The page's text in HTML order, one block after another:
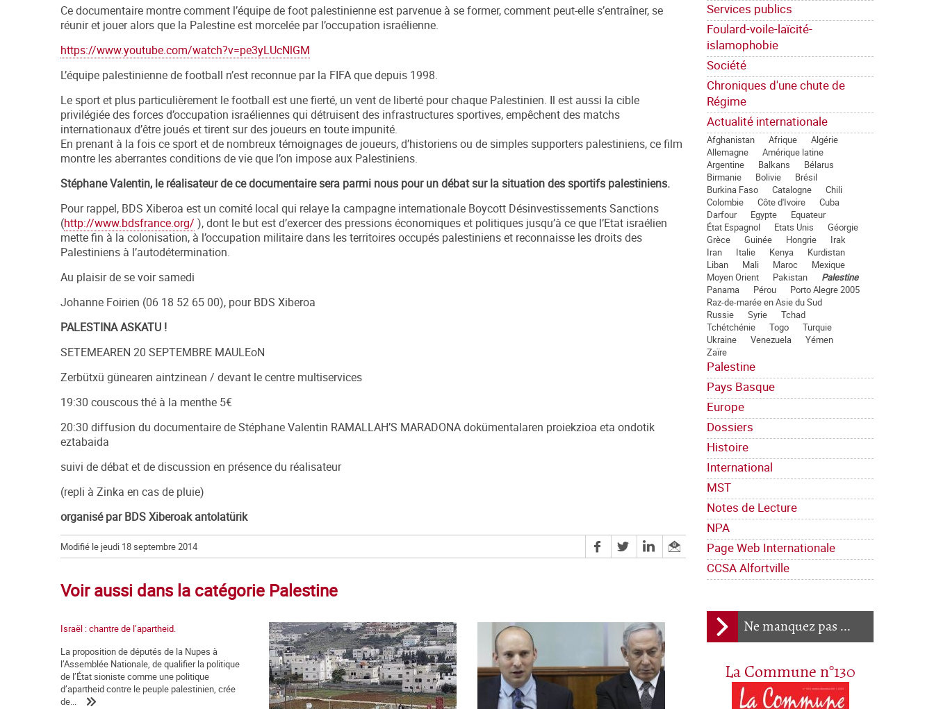
Services publics
Foulard-voile-laïcité-
islamophobie
Société
Chroniques d'une chute de
Régime
Actualité internationale
Afghanistan Afrique
Algérie
Allemagne
Amérique latine
Argentine
Balkans
Bélarus
Birmanie
Bolivie
Brésil
Burkina Faso
Catalogne
Chili
Colombie
Côte d'Ivoire
Cuba
Darfour
Egypte
Equateur
État Espagnol
Etats Unis
Géorgie
Grèce
Guinée Hongrie
Irak
Iran
Italie Kenya
Kurdistan
Liban
Mali Maroc
Mexique
Moyen Orient
Pakistan
Palestine
Panama
Pérou
Porto Alegre 2005
Raz-de-marée en Asie du Sud
Russie
Syrie
Tchad
Tchétchénie
Togo
Turquie
Ukraine
Venezuela
Yémen
Zaïre
Palestine
Pays Basque
Europe
Dossiers
Histoire
International
MST
Notes de Lecture
NPA
Page Web Internationale
CCSA Alfortville
Ne manquez pas ...
La Commune n°130
Ce documentaire montre comment l’équipe de foot palestinienne est parvenue à se former, comment peut-elle s’entraîner, se
réunir et jouer alors que la Palestine est morcelée par l’occupation israélienne.
https://www.youtube.com/watch?v=pe3yLUcNlGM
L’équipe palestinienne de football n’est reconnue par la FIFA que depuis 1998.
Le sport et plus particulièrement le football est une fierté, un vent de liberté pour chaque Palestinien. Il est aussi la cible
privilégiée des forces d’occupation israéliennes qui détruisent des infrastructures sportives, empêchent des matchs
internationaux d’être joués et tirent sur des joueurs en toute impunité.
En prenant à la fois ce sport et de nombreux témoignages de joueurs, d’historiens ou de simples supporters palestiniens, ce film
montre les aberrantes conditions de vie que l’on impose aux Palestiniens.
Stéphane Valentin, le réalisateur de ce documentaire sera parmi nous pour un débat sur la situation des sportifs palestiniens.
Pour rappel, BDS Xiberoa est un comité local qui relaye la campagne internationale Boycott Désinvestissements Sanctions
(http://www.bdsfrance.org/ ), dont le but est d’exercer des pressions économiques et politiques jusqu’à ce que l’Etat israélien
mette fin à la colonisation, à l’occupation militaire dans les territoires occupés palestiniens et reconnaisse les droits des
Palestiniens à l’autodétermination.
Au plaisir de se voir samedi
Johanne Foirien (06 18 52 65 00), pour BDS Xiberoa
PALESTINA ASKATU !
SETEMEAREN 20 SEPTEMBRE MAULEoN
Zerbütxü günearen aintzinean / devant le centre multiservices
19:30 couscous thé à la menthe 5€
20:30 diffusion du documentaire de Stéphane Valentin RAMALLAH’S MARADONA dokümentalaren proiekzioa eta ondotik
eztabaida
suivi de débat et de discussion en présence du réalisateur
(repli à Zinka en cas de pluie)
organisé par BDS Xiberoak antolatürik
Modifié le jeudi 18 septembre 2014
Voir aussi dans la catégorie Palestine
Israël : chantre de l’apartheid.
La proposition de députés de la Nupes à
l’Assemblée Nationale, de qualifier la politique
de l’État sioniste comme une politique
d’apartheid contre le peuple palestinien, crée
de...